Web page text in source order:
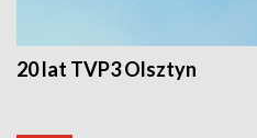
20 lat TVP3 Olsztyn